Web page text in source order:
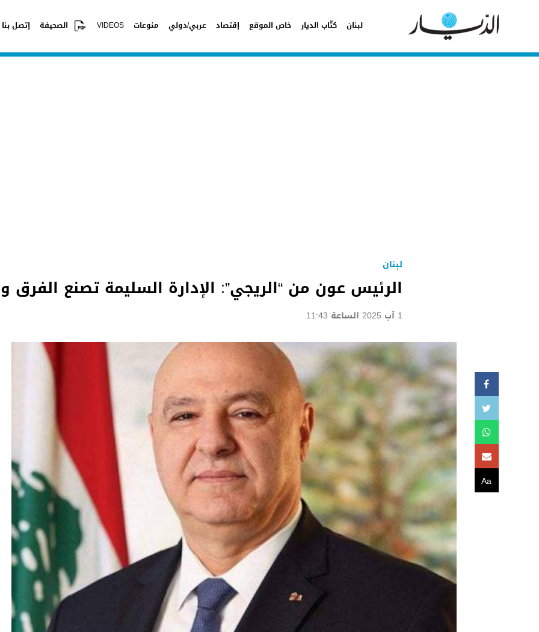
لبنان كتّاب الديار خاص الموقع إقتصاد عربي/دولي منوعات VIDEOS الصحيفة إتصل بنا
لبنان
الرئيس عون من “الريجي”: الإدارة السليمة تصنع
1 آب 2025 الساعة 11:43
Aa